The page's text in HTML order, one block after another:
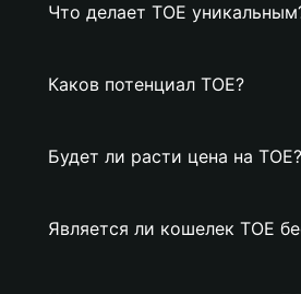
Что делает TOE
Каков потенциал TOE?
Будет ли расти цена на TOE?
Является ли кошелек TOE